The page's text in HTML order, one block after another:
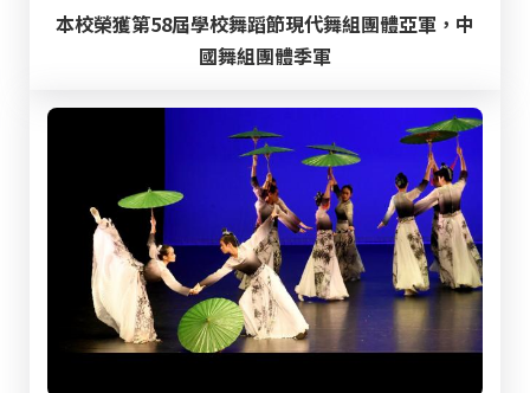
本校榮獲第58屆學校舞蹈節現代舞組團體亞軍，中
國舞組團體季軍